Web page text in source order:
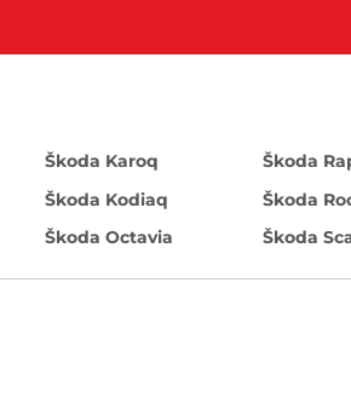
Škoda Karoq
Škoda Kodiaq
Škoda Octavia
Škoda
Škoda
Škoda